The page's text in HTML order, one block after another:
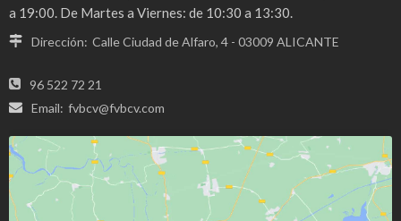
a 19:00. De Martes a Viernes: de 10:30 a 13:30.
Dirección: Calle Ciudad de Alfaro, 4 - 03009 ALICANTE
96 522 72 21
Email: fvbcv@fvbcv.com